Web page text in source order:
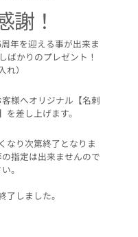
謝！
年を迎える事が出来ま
ばかりのプレゼント！
れ）
様へオリジナル【名刺
差し上げます。
なり次第終了となりま
指定は出来ませんので
。
しました。